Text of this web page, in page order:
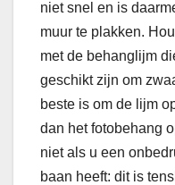
niet snel en is
muur te plakken.
met de behanglijm
geschikt zijn om
beste is om de lijm
dan het fotobehang
niet als u een
baan heeft: dit is